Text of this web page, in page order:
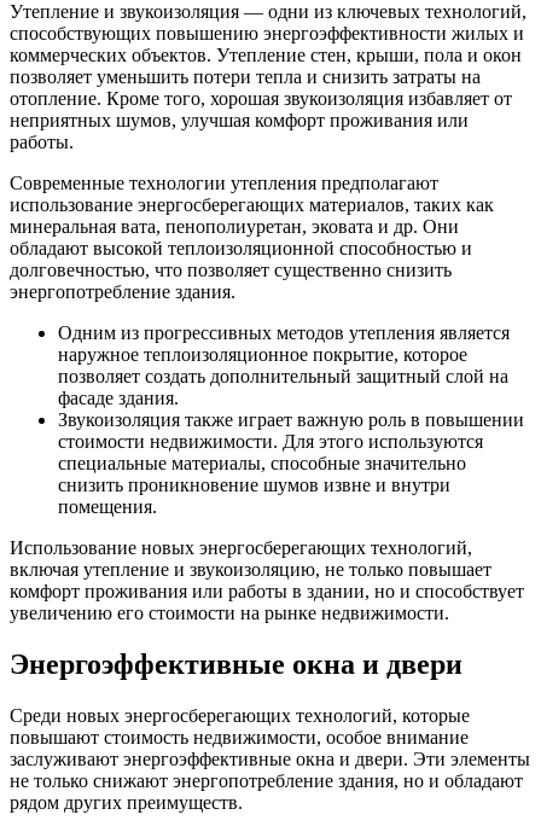
Утепление и звукоизоляция — одни из ключевых технологий,
способствующих повышению энергоэффективности жилых и
коммерческих объектов. Утепление стен, крыши, пола и окон
позволяет уменьшить потери тепла и снизить затраты на
отопление. Кроме того, хорошая звукоизоляция избавляет от
неприятных шумов, улучшая комфорт проживания или
работы.
Современные технологии утепления предполагают
использование энергосберегающих материалов, таких как
минеральная вата, пенополиуретан, эковата и др. Они
обладают высокой теплоизоляционной способностью и
долговечностью, что позволяет существенно снизить
энергопотребление здания.
Одним из прогрессивных методов утепления является
наружное теплоизоляционное покрытие, которое
позволяет создать дополнительный защитный слой на
фасаде здания.
Звукоизоляция также играет важную роль в повышении
стоимости недвижимости. Для этого используются
специальные материалы, способные значительно
снизить проникновение шумов извне и внутри
помещения.
Использование новых энергосберегающих технологий,
включая утепление и звукоизоляцию, не только повышает
комфорт проживания или работы в здании, но и способствует
увеличению его стоимости на рынке недвижимости.
Энергоэффективные окна и двери
Среди новых энергосберегающих технологий, которые
повышают стоимость недвижимости, особое внимание
заслуживают энергоэффективные окна и двери. Эти элементы
не только снижают энергопотребление здания, но и обладают
рядом других преимуществ.